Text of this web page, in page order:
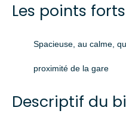
Les points forts
Spacieuse, au calme,
proximité de la gare
Descriptif du